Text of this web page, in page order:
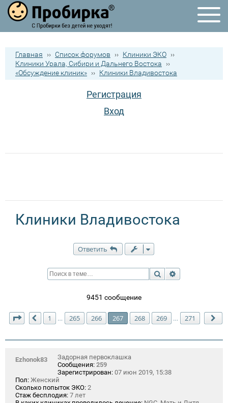
Главная ›› Список форумов ›› Клиники ЭКО ››
Клиники Урала, Сибири и Дальнего Востока
››
«Обсуждение клиник» ›› Клиники Владивостока
Регистрация
Вход
Клиники Владивостока
Ответить
Поиск
9451 сообщение
Страница 267 из271
Пред.
1 … 265 266 267 268 269 … 271
Ezhonok83
Задорная первоклашка
Сообщения: 259
Зарегистрирован: 07 июн 2019, 15:38
Пол: Женский
Сколько попыток ЭКО: 2
Стаж бесплодия: 7 лет